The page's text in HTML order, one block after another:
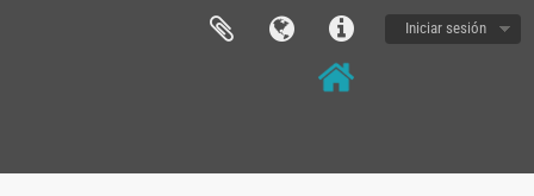
Iniciar sesión